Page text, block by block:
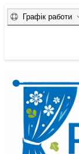
Графік работи